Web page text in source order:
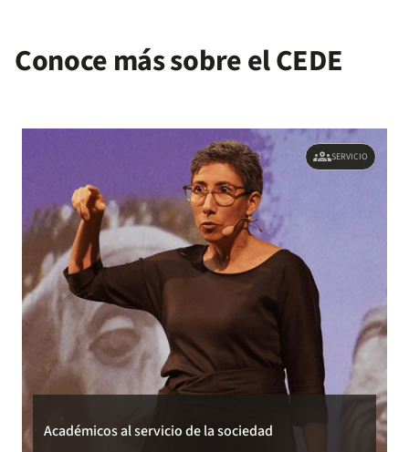
Conoce más sobre el CEDE
groupsSERVICIO
Académicos al servicio de la sociedad